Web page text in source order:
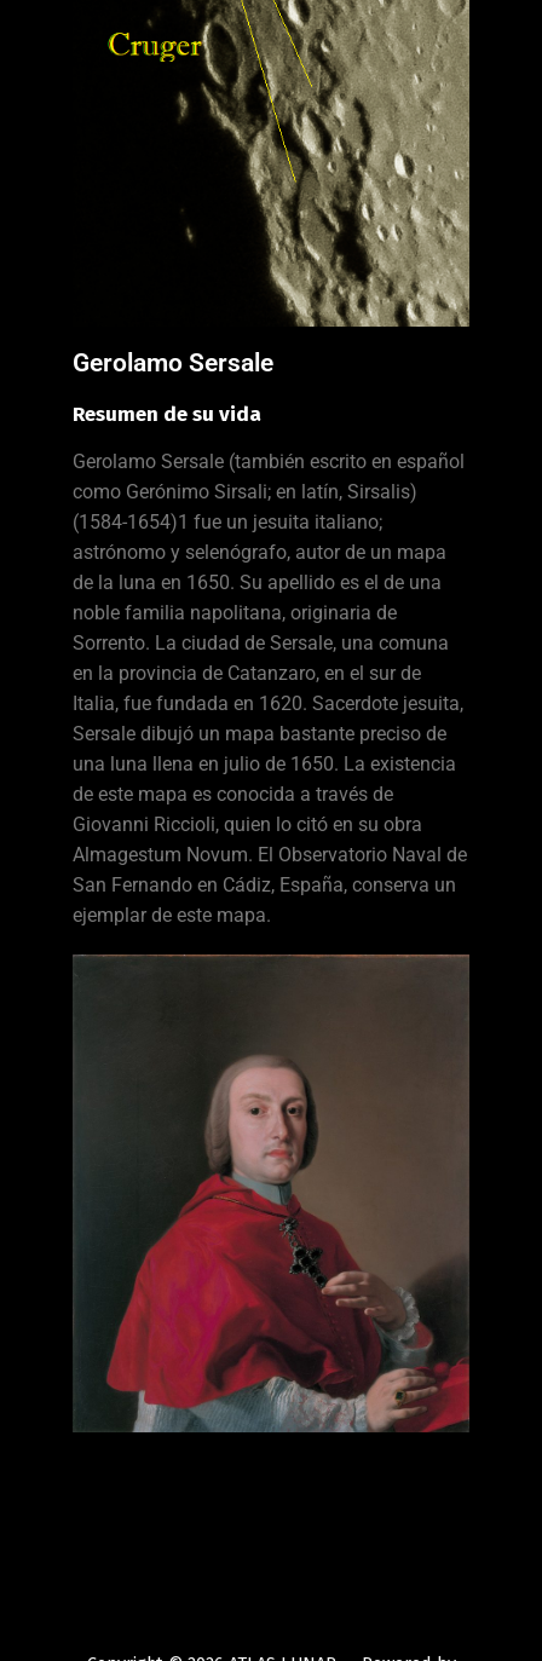
Gerolamo Sersale
Resumen de su vida
Gerolamo Sersale (también escrito en español
como Gerónimo Sirsali; en latín, Sirsalis)
(1584-1654)1 fue un jesuita italiano;
astrónomo y selenógrafo, autor de un mapa
de la luna en 1650. Su apellido es el de una
noble familia napolitana, originaria de
Sorrento. La ciudad de Sersale, una comuna
en la provincia de Catanzaro, en el sur de
Italia, fue fundada en 1620. Sacerdote jesuita,
Sersale dibujó un mapa bastante preciso de
una luna llena en julio de 1650. La existencia
de este mapa es conocida a través de
Giovanni Riccioli, quien lo citó en su obra
Almagestum Novum. El Observatorio Naval de
San Fernando en Cádiz, España, conserva un
ejemplar de este mapa.